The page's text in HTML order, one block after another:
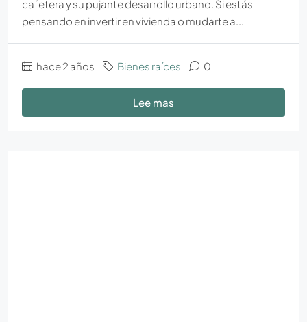
cafetera y su pujante desarrollo urbano. Si estás
pensando en invertir en vivienda o mudarte a...
hace 2 años Bienes raíces 0
Lee mas